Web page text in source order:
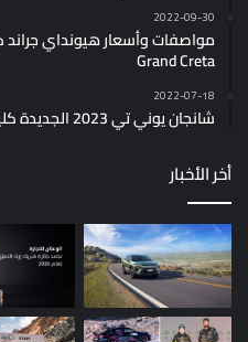
2022-09-30
Grand Creta
2022-07-18
شانجان يوني تي 2023 الجديدة كلياً | Changan UNI-T 2023
أخر الأخبار